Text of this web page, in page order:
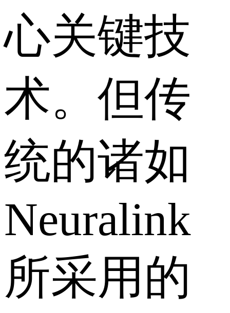
心关键技
术。但传
统的诸如
Neuralink
所采用的